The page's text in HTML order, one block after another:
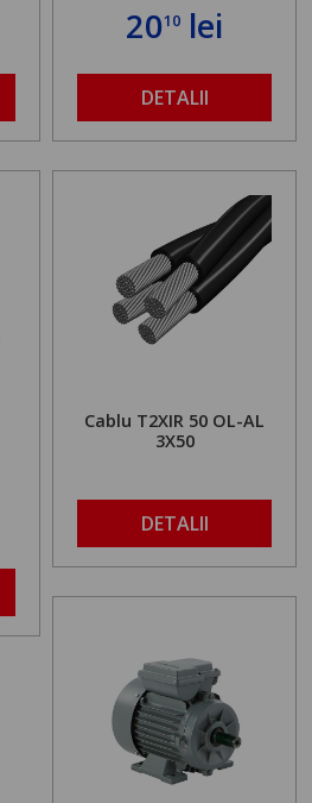
2010 lei
DETALII
Cablu T2XIR 50 OL-AL
3X50
DETALII